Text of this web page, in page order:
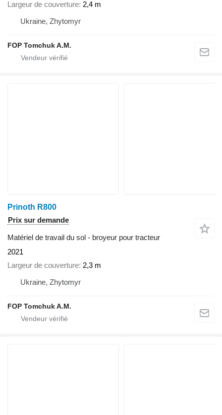
Largeur de couverture 2,4 m
Ukraine, Zhytomyr
FOP Tomchuk A.M.
Prinoth R800
Prix sur demande
Matériel de travail du sol - broyeur pour tracteur
2021
Largeur de couverture 2,3 m
Ukraine, Zhytomyr
FOP Tomchuk A.M.